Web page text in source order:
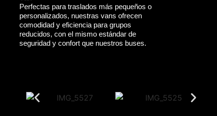
Perfectas para traslados más pequeños o
personalizados, nuestras vans ofrecen
comodidad y eficiencia para grupos
reducidos, con el mismo estándar de
seguridad y confort que nuestros buses.